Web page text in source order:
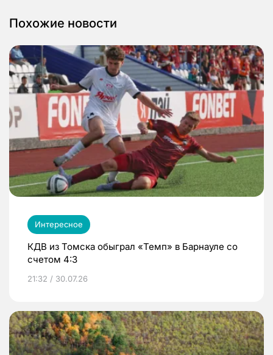
Похожие новости
Интересное
КДВ из Томска обыграл «Темп» в Барнауле со
счетом 4:3
21:32 / 30.07.26